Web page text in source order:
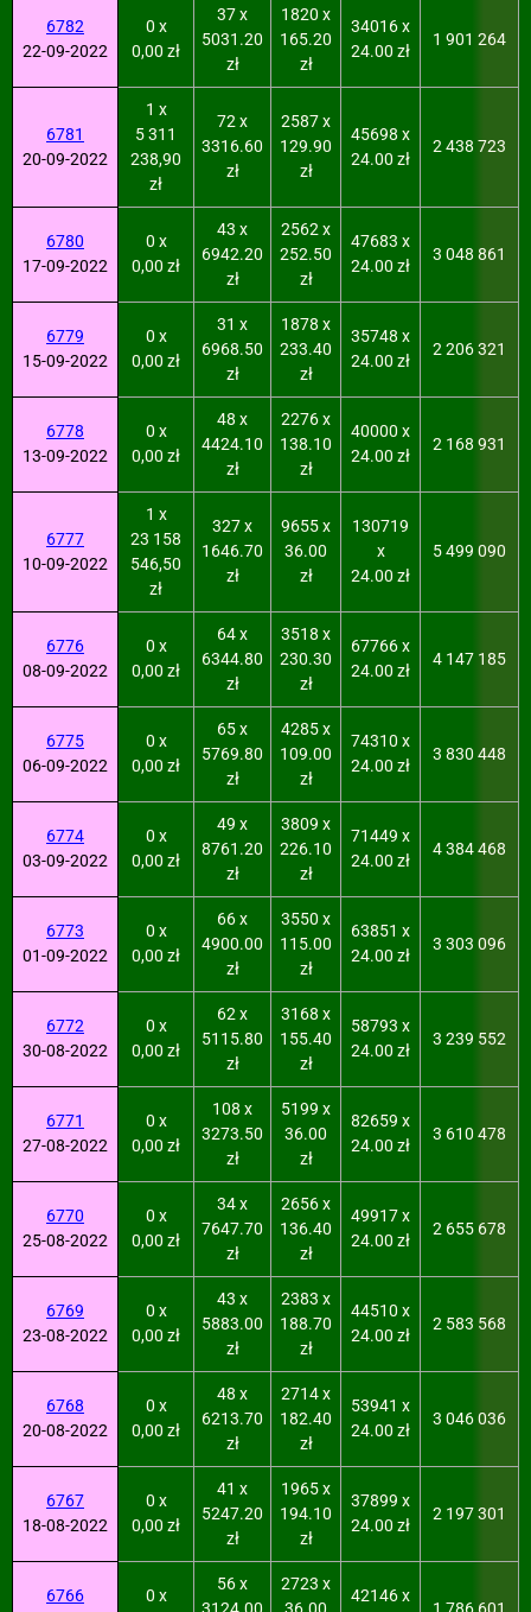
6782
22-09-2022
0 x
0,00 zł
37 x
5031.20
zł
1820 x
165.20
zł
34016 x
24.00 zł
1 901 264
6781
20-09-2022
1 x
5 311
238,90
zł
72 x
3316.60
zł
2587 x
129.90
zł
45698 x
24.00 zł
2 438 723
6780
17-09-2022
0 x
0,00 zł
43 x
6942.20
zł
2562 x
252.50
zł
47683 x
24.00 zł
3 048 861
6779
15-09-2022
0 x
0,00 zł
31 x
6968.50
zł
1878 x
233.40
zł
35748 x
24.00 zł
2 206 321
6778
13-09-2022
0 x
0,00 zł
48 x
4424.10
zł
2276 x
138.10
zł
40000 x
24.00 zł
2 168 931
6777
10-09-2022
1 x
23 158
546,50
zł
327 x
1646.70
zł
9655 x
36.00
zł
130719
x
24.00 zł
5 499 090
6776
08-09-2022
0 x
0,00 zł
64 x
6344.80
zł
3518 x
230.30
zł
67766 x
24.00 zł
4 147 185
6775
06-09-2022
0 x
0,00 zł
65 x
5769.80
zł
4285 x
109.00
zł
74310 x
24.00 zł
3 830 448
6774
03-09-2022
0 x
0,00 zł
49 x
8761.20
zł
3809 x
226.10
zł
71449 x
24.00 zł
4 384 468
6773
01-09-2022
0 x
0,00 zł
66 x
4900.00
zł
3550 x
115.00
zł
63851 x
24.00 zł
3 303 096
6772
30-08-2022
0 x
0,00 zł
62 x
5115.80
zł
3168 x
155.40
zł
58793 x
24.00 zł
3 239 552
6771
27-08-2022
0 x
0,00 zł
108 x
3273.50
zł
5199 x
36.00
zł
82659 x
24.00 zł
3 610 478
6770
25-08-2022
0 x
0,00 zł
34 x
7647.70
zł
2656 x
136.40
zł
49917 x
24.00 zł
2 655 678
6769
23-08-2022
0 x
0,00 zł
43 x
5883.00
zł
2383 x
188.70
zł
44510 x
24.00 zł
2 583 568
6768
20-08-2022
0 x
0,00 zł
48 x
6213.70
zł
2714 x
182.40
zł
53941 x
24.00 zł
3 046 036
6767
18-08-2022
0 x
0,00 zł
41 x
5247.20
zł
1965 x
194.10
zł
37899 x
24.00 zł
2 197 301
6766
0 x
56 x
2723 x
42146 x